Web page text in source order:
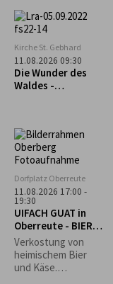
Bewirtung
Kirche St. Gebhard
11.08.2026 09:30
Die Wunder des
Waldes -
Dorfplatz Oberreute
11.08.2026 17:00 -
19:30
UIFACH GUAT in
Oberreute - BIER &
KÄSE
Verkostung von
heimischem Bier
und Käse.